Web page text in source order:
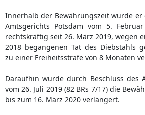
Innerhalb der Bewährungszeit wurde er
Amtsgerichts Potsdam vom 5.
rechtskräftig seit 26. März 2019, wegen
2018 begangenen Tat des Diebstahls
zu einer Freiheitsstrafe von 8 Monaten
Daraufhin wurde durch Beschluss des
vom 26. Juli 2019 (82 BRs 7/17) die
bis zum 16. März 2020 verlängert.